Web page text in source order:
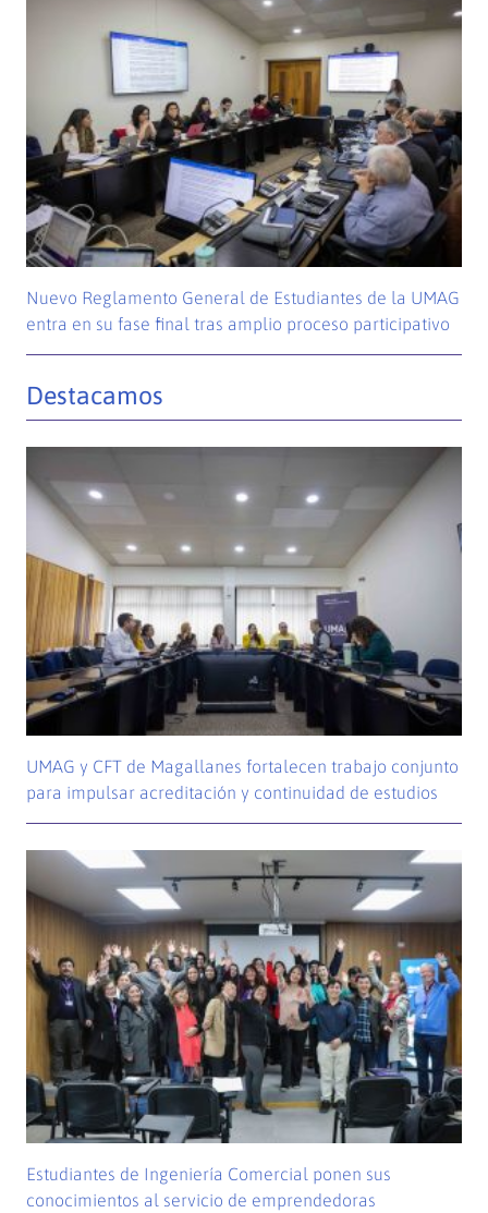
Nuevo Reglamento General de Estudiantes de la UMAG
entra en su fase final tras amplio proceso participativo
Destacamos
UMAG y CFT de Magallanes fortalecen trabajo conjunto
para impulsar acreditación y continuidad de estudios
Estudiantes de Ingeniería Comercial ponen sus
conocimientos al servicio de emprendedoras